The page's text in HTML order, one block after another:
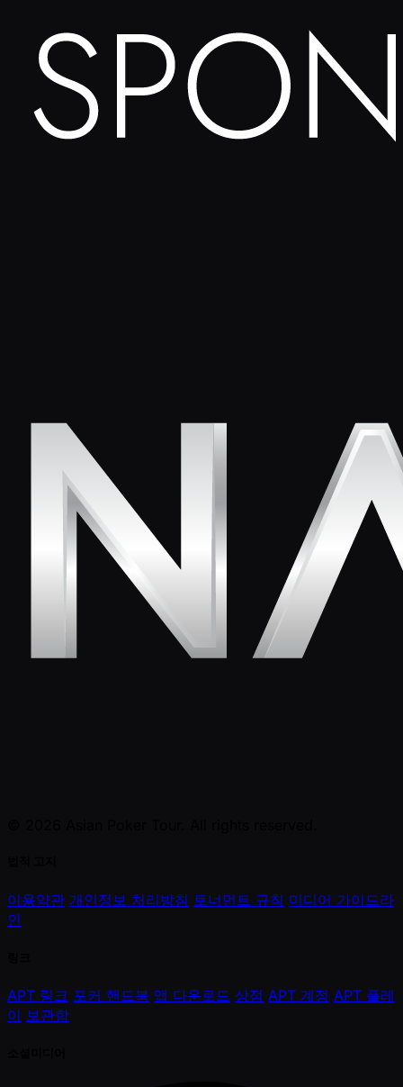
이용약관 개인정보 처리방침 토너먼트 규칙 미디어 가이드라
인
APT 링크 포커 핸드북 앱 다운로드 상점 APT 계정 APT 플레
이 보관함